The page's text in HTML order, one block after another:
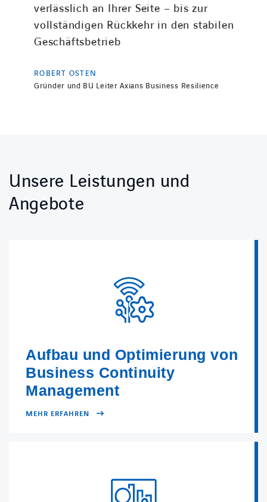
verlässlich an Ihrer Seite – bis zur
vollständigen Rückkehr in den stabilen
Geschäftsbetrieb
ROBERT OSTEN
Gründer und BU Leiter Axians Business Resilience
Unsere Leistungen und
Angebote
Aufbau und Optimierung von
Business Continuity
Management
MEHR ERFAHREN